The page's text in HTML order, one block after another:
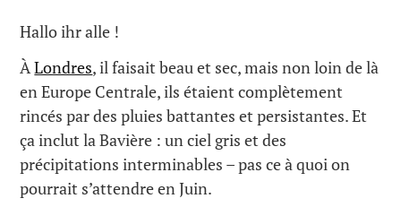
Hallo ihr alle !
ÀLondres, il faisait beau et sec, mais non loin de là
en Europe Centrale, ils étaient complètement
rincés par des pluies battantes et persistantes. Et
ça inclut la Bavière : un ciel gris et des
précipitations interminables – pas ce à quoi on
pourrait s’attendre en Juin.